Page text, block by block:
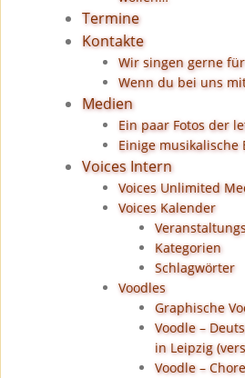
Termine
Kontakte
Wir singen gerne
Wenn du bei uns
Medien
Ein paar Fotos der
Einige musikalische
Voices Intern
Voices Unlimited
Voices Kalender
Kategorien
Schlagwörter
Voodles
Graphische
Voodle –
in Leipzig
Voodle –